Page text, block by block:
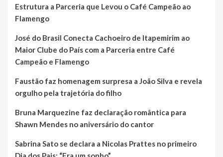
Estrutura a Parceria que Levou o Café Campeão ao
Flamengo
José do Brasil Conecta Cachoeiro de Itapemirim ao
Maior Clube do País com a Parceria entre Café
Campeão e Flamengo
Faustão faz homenagem surpresa a João Silva e revela
orgulho pela trajetória do filho
Bruna Marquezine faz declaração romântica para
Shawn Mendes no aniversário do cantor
Sabrina Sato se declara a Nicolas Prattes no primeiro